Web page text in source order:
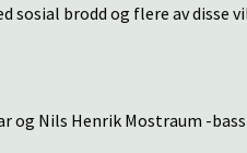
sosial brodd og flere av disse
og Nils Henrik Mostraum -